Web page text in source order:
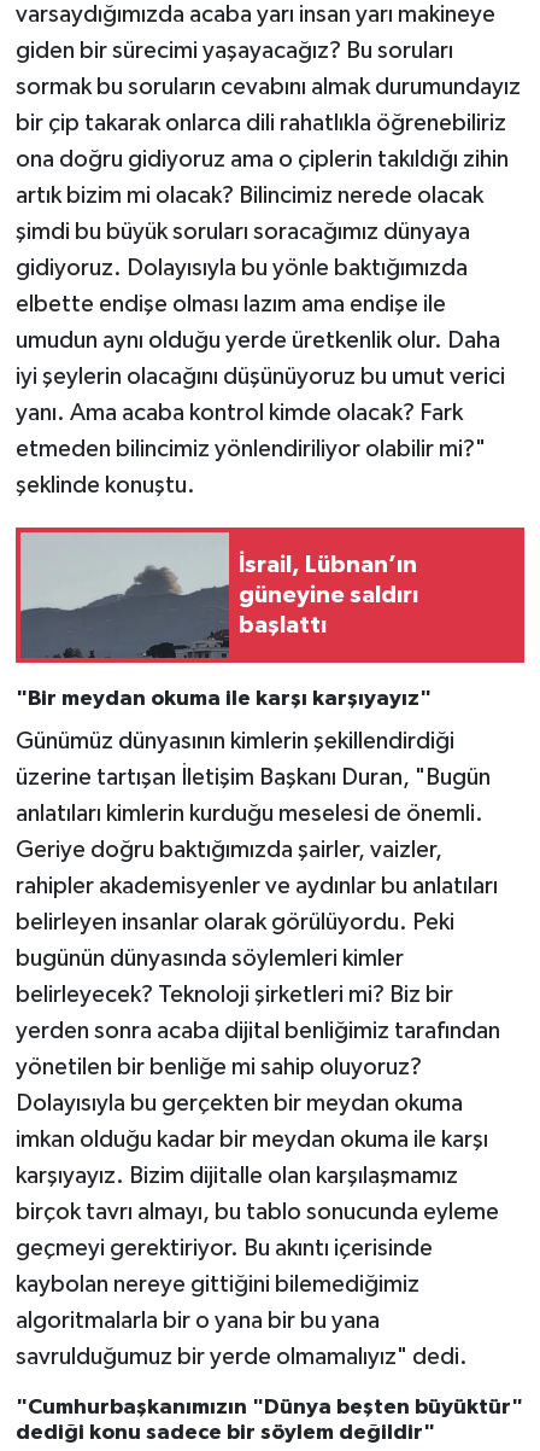
varsaydığımızda acaba yarı insan yarı makineye
giden bir sürecimi yaşayacağız? Bu soruları
sormak bu soruların cevabını almak durumundayız
bir çip takarak onlarca dili rahatlıkla öğrenebiliriz
ona doğru gidiyoruz ama o çiplerin takıldığı zihin
artık bizim mi olacak? Bilincimiz nerede olacak
şimdi bu büyük soruları soracağımız dünyaya
gidiyoruz. Dolayısıyla bu yönle baktığımızda
elbette endişe olması lazım ama endişe ile
umudun aynı olduğu yerde üretkenlik olur. Daha
iyi şeylerin olacağını düşünüyoruz bu umut verici
yanı. Ama acaba kontrol kimde olacak? Fark
etmeden bilincimiz yönlendiriliyor olabilir mi?"
şeklinde konuştu.
İsrail, Lübnan’ın
güneyine saldırı
başlattı
"Bir meydan okuma ile karşı karşıyayız"
Günümüz dünyasının kimlerin şekillendirdiği
üzerine tartışan İletişim Başkanı Duran, "Bugün
anlatıları kimlerin kurduğu meselesi de önemli.
Geriye doğru baktığımızda şairler, vaizler,
rahipler akademisyenler ve aydınlar bu anlatıları
belirleyen insanlar olarak görülüyordu. Peki
bugünün dünyasında söylemleri kimler
belirleyecek? Teknoloji şirketleri mi? Biz bir
yerden sonra acaba dijital benliğimiz tarafından
yönetilen bir benliğe mi sahip oluyoruz?
Dolayısıyla bu gerçekten bir meydan okuma
imkan olduğu kadar bir meydan okuma ile karşı
karşıyayız. Bizim dijitalle olan karşılaşmamız
birçok tavrı almayı, bu tablo sonucunda eyleme
geçmeyi gerektiriyor. Bu akıntı içerisinde
kaybolan nereye gittiğini bilemediğimiz
algoritmalarla bir o yana bir bu yana
savrulduğumuz bir yerde olmamalıyız" dedi.
"Cumhurbaşkanımızın "Dünya beşten büyüktür"
dediği konu sadece bir söylem değildir"